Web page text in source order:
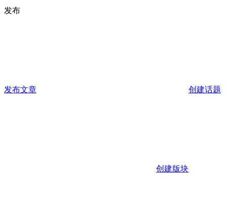
发布
发布文章 创建话题
创建版块